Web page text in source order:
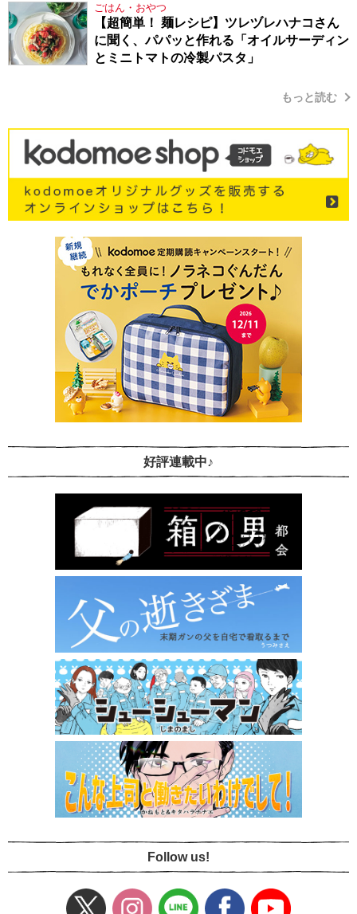
ごはん・おやつ
【超簡単！ 麺レシピ】ツレヅレハナコさん
に聞く、パパッと作れる「オイルサーディン
とミニトマトの冷製パスタ」
もっと読む
好評連載中♪
Follow us!